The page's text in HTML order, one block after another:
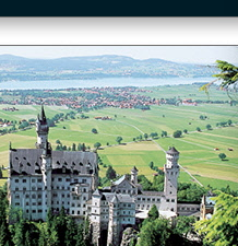
트
티아 SLOVENIA·CROATIA